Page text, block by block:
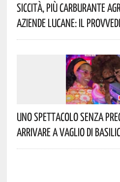
Siccità, Più Carburante
Aziende Lucane: Il
Uno Spettacolo Senza
Arrivare A Vaglio Di